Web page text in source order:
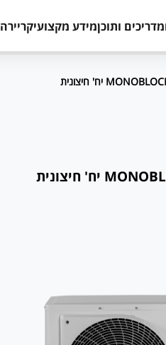
מדריכים ותוכןמידע מקצועיקריירה